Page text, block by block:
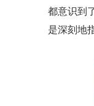
都意识到
是深刻地